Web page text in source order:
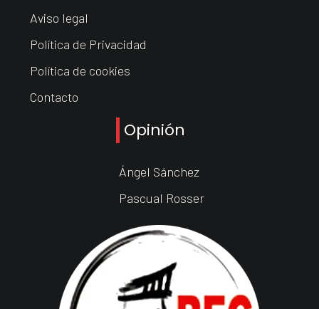
Aviso legal
Política de Privacidad
Política de cookies
Contacto
Opinión
Ángel Sánchez
Pascual Rosser